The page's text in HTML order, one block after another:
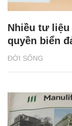
ĐỜI SỐNG
Nhiều tư
quyền biển